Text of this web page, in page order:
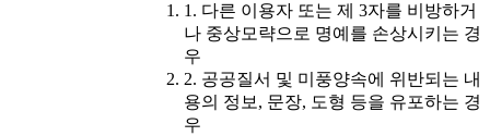
1. 다른 이용자 또는 제 3자를 비방하거
나 중상모략으로 명예를 손상시키는 경
우
2. 공공질서 및 미풍양속에 위반되는 내
용의 정보, 문장, 도형 등을 유포하는 경
우